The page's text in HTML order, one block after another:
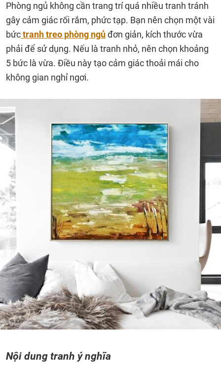
Phòng ngủ không cần trang trí quá nhiều tranh tránh
gây cảm giác rối rắm, phức tạp. Bạn nên chọn một vài
bứctranh treo phòng ngủđơn giản, kích thước vừa
phải để sử dụng. Nếu là tranh nhỏ, nên chọn khoảng
5 bức là vừa. Điều này tạo cảm giác thoải mái cho
không gian nghỉ ngơi.
Nội dung tranh ý nghĩa